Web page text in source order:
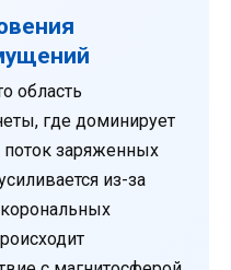
область
где доминирует
поток заряженных
из-за